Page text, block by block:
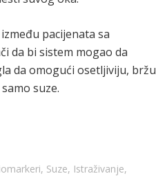
pacijenata sa
da bi sistem mogao da
da omogući osetljiviju, bržu
suze.
, Suze, Istraživanje,